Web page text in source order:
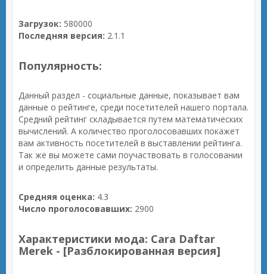
Загрузок: 580000
Последняя версия: 2.1.1
Популярность:
Данный раздел - социальные данные, показывает вам
данные о рейтинге, среди посетителей нашего портала.
Средний рейтинг складывается путем математических
вычислений. А количество проголосовавших покажет
вам активность посетителей в выставлении рейтинга.
Так же вы можете сами поучаствовать в голосовании
и определить данные результаты.
Средняя оценка: 4.3
Число проголосовавших: 2900
Характеристики мода: Cara Daftar
Merek - [Разблокированная версия]